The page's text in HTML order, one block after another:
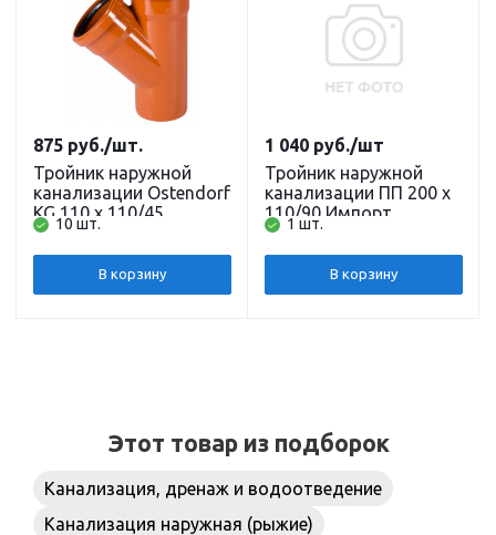
Тройник наружной
канализации Ostendorf
KG 110 х 110/45
градусов, рыжий
10 шт.
875 руб./шт.
В корзину
Тройник наружной
канализации ПП 200 х
110/90 Импорт
(рыжий)
1 шт.
1 040 руб./шт
В корзину
Этот товар из подборок
Канализация, дренаж и водоотведение
Канализация наружная (рыжие)